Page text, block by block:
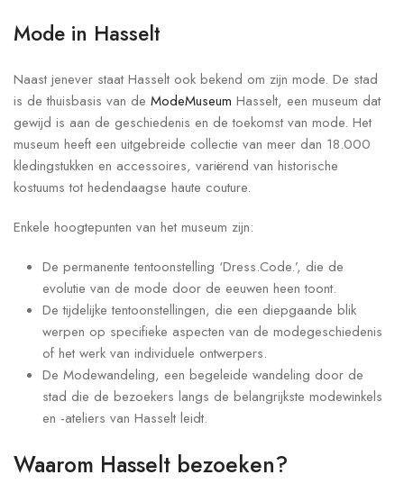
Mode in Hasselt
Naast jenever staat Hasselt ook bekend om zijn mode. De stad
is de thuisbasis van de ModeMuseum Hasselt, een museum dat
gewijd is aan de geschiedenis en de toekomst van mode. Het
museum heeft een uitgebreide collectie van meer dan 18.000
kledingstukken en accessoires, variërend van historische
kostuums tot hedendaagse haute couture.
Enkele hoogtepunten van het museum zijn:
De permanente tentoonstelling ‘Dress.Code.’, die de
evolutie van de mode door de eeuwen heen toont.
De tijdelijke tentoonstellingen, die een diepgaande blik
werpen op specifieke aspecten van de modegeschiedenis
of het werk van individuele ontwerpers.
De Modewandeling, een begeleide wandeling door de
stad die de bezoekers langs de belangrijkste modewinkels
en -ateliers van Hasselt leidt.
Waarom Hasselt bezoeken?